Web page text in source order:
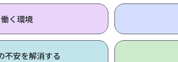
働く環境
不安を解消する